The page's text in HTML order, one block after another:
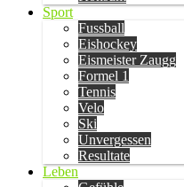
Sport
Fussball
Eishockey
Eismeister Zaugg
Formel 1
Tennis
Velo
Ski
Unvergessen
Resultate
Leben